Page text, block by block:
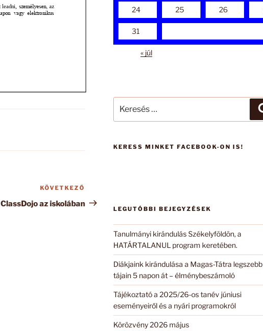
bejegyzés
KÖVETKEZŐ
ClassDojo az iskolában
24 25 26
31
« júl
következő
KERESS MINKET FACEBOOK-ON IS!
LEGUTÓBBI BEJEGYZÉSEK
Tanulmányi kirándulás Székelyföldön, a
HATÁRTALANUL program keretében.
Diákjaink kirándulása a Magas-Tátra legszebb
tájain 5 napon át – élménybeszámoló
Tájékoztató a 2025/26-os tanév júniusi
eseményeiről és a nyári programokról
Körözvény 2026 május